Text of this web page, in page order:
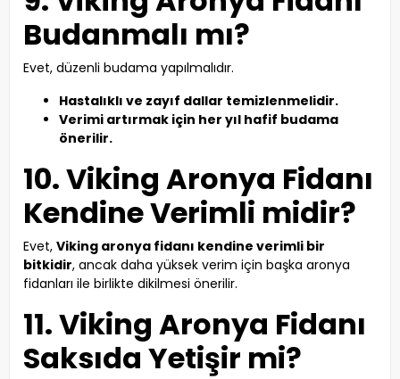
Budanmalı mı?
Evet, düzenli budama yapılmalıdır.
Hastalıklı ve zayıf dallar temizlenmelidir.
Verimi artırmak için her yıl hafif budama
önerilir.
10. Viking Aronya Fidanı
Kendine Verimli midir?
Evet, Viking aronya fidanı kendine verimli bir
bitkidir, ancak daha yüksek verim için başka aronya
fidanları ile birlikte dikilmesi önerilir.
11. Viking Aronya Fidanı
Saksıda Yetişir mi?